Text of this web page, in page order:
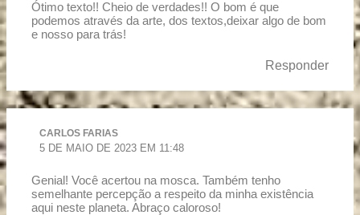
Ótimo texto!! Cheio de verdades!! O bom é que
podemos através da arte, dos textos,deixar algo de bom
e nosso para trás!
Responder
CARLOS FARIAS
5 DE MAIO DE 2023 EM 11:48
Genial! Você acertou na mosca. Também tenho
semelhante percepção a respeito da minha existência
aqui neste planeta. Abraço caloroso!